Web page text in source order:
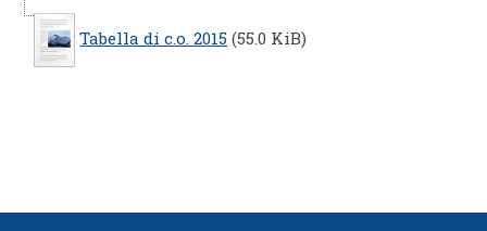
Tabella di c.o. 2015 (55.0 KiB)